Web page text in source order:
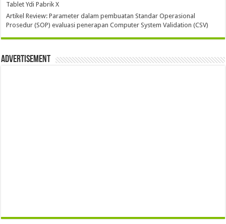
Tablet Ydi Pabrik X
Artikel Review: Parameter dalam pembuatan Standar Operasional
Prosedur (SOP) evaluasi penerapan Computer System Validation (CSV)
Advertisement